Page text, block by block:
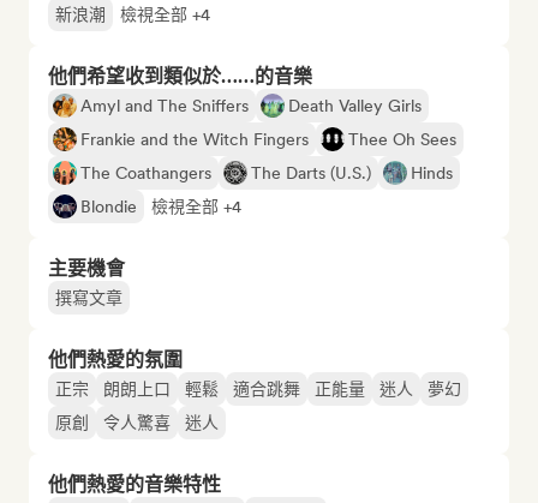
新浪潮
檢視全部 +4
他們希望收到類似於……的音樂
Amyl and The Sniffers
Death Valley Girls
Frankie and the Witch Fingers
Thee Oh Sees
The Coathangers
The Darts (U.S.)
Hinds
Blondie
檢視全部 +4
主要機會
撰寫文章
他們熱愛的氛圍
正宗 朗朗上口 輕鬆 適合跳舞 正能量 迷人
夢幻
原創
令人驚喜 迷人
他們熱愛的音樂特性